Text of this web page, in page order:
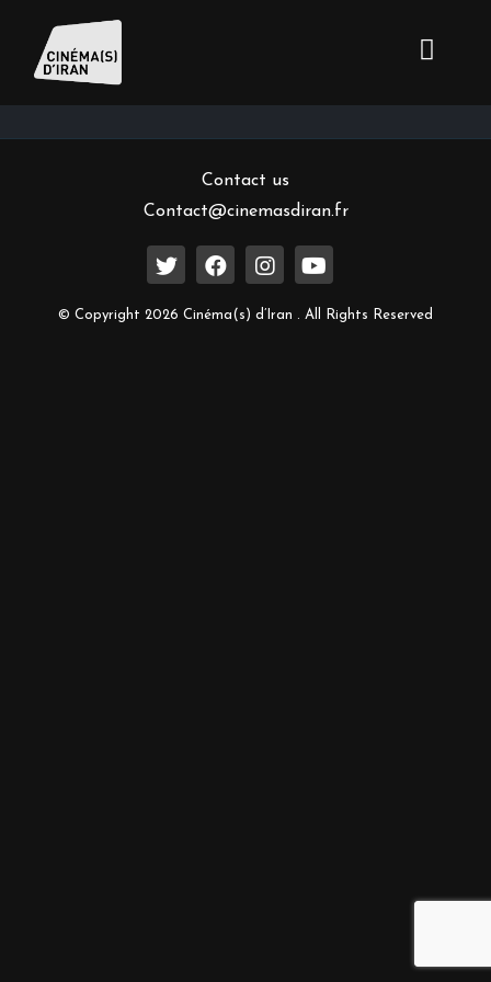
Inscrivez-vous à notre newsletter
Contact us
Contact@cinemasdiran.fr
© Copyright 2026 Cinéma(s) d’Iran . All Rights Reserved